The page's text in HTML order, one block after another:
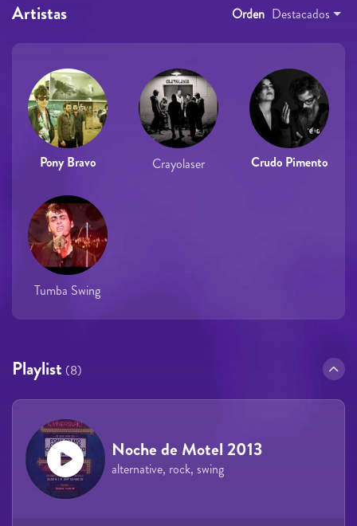
Artistas Orden Destacados
Pony Bravo Crayolaser Crudo Pimento
Tumba Swing
Playlist (8)
Noche de Motel 2013
alternative, rock, swing